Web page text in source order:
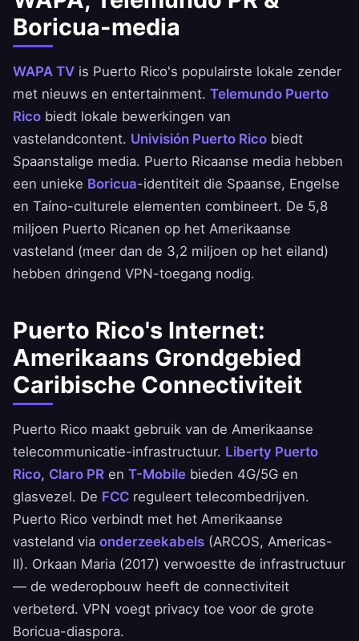
Boricua-media
WAPA TV is Puerto Rico's populairste lokale zender
met nieuws en entertainment. Telemundo Puerto
Rico biedt lokale bewerkingen van
vastelandcontent. Univisión Puerto Rico biedt
Spaanstalige media. Puerto Ricaanse media hebben
een unieke Boricua-identiteit die Spaanse, Engelse
en Taíno-culturele elementen combineert. De 5,8
miljoen Puerto Ricanen op het Amerikaanse
vasteland (meer dan de 3,2 miljoen op het eiland)
hebben dringend VPN-toegang nodig.
Puerto Rico's Internet:
Amerikaans Grondgebied
Caribische Connectiviteit
Puerto Rico maakt gebruik van de Amerikaanse
telecommunicatie-infrastructuur. Liberty Puerto
Rico, Claro PR en T-Mobile bieden 4G/5G en
glasvezel. De FCC reguleert telecombedrijven.
Puerto Rico verbindt met het Amerikaanse
vasteland via onderzeekabels (ARCOS, Americas-
II). Orkaan Maria (2017) verwoestte de infrastructuur
— de wederopbouw heeft de connectiviteit
verbeterd. VPN voegt privacy toe voor de grote
Boricua-diaspora.